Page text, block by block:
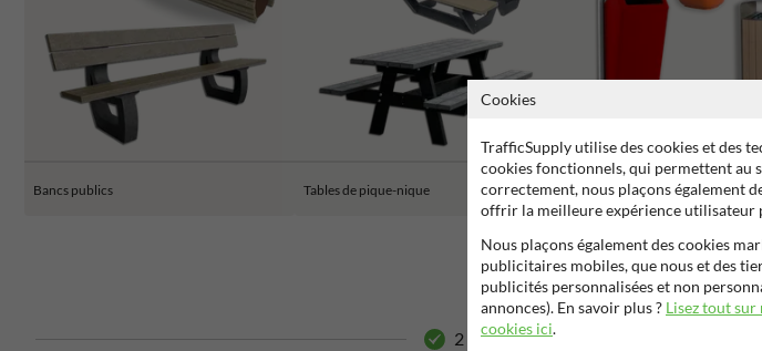
Bancs publics Tables de pique-nique Poubelles
2 ans de garantie fabricant
Cookies
TrafficSupply utilise des cookies et des
cookies fonctionnels, qui permettent au
correctement, nous plaçons également
offrir la meilleure expérience utilisateur
Nous plaçons également des cookies
publicitaires mobiles, que nous et des
publicités personnalisées et non
annonces). En savoir plus ? Lisez tout
cookies ici.